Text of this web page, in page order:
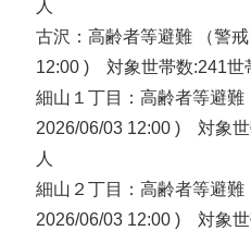
人
古沢：高齢者等避難 （警
12:00 ) 対象世帯数:241世
細山１丁目：高齢者等避
2026/06/03 12:00 ) 対象
人
細山２丁目：高齢者等避
2026/06/03 12:00 ) 対象